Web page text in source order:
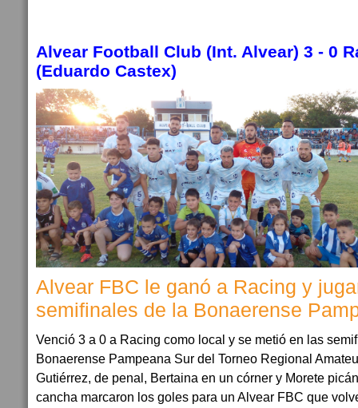
Alvear Football Club (Int. Alvear) 3 - 0
(Eduardo Castex)
Alvear FBC le ganó a Racing y
semifinales de la Bonaerense
Venció 3 a 0 a Racing como local y se metió en las
Bonaerense Pampeana Sur del Torneo Regional
Gutiérrez, de penal, Bertaina en un córner y Morete
cancha marcaron los goles para un Alvear FBC que